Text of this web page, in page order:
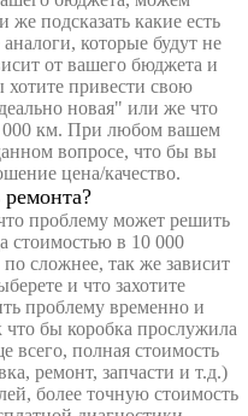
подсказать какие есть
которые будут не
от вашего бюджета и
хотите привести свою
новая" или же что
000 км. При любом вашем
вопросе, что бы вы
цена/качество.
ремонта?
проблему может решить
стоимостью в 10 000
сложнее, так же зависит
и что захотите
проблему временно и
что бы коробка прослужила
полная стоимость
ремонт, запчасти и т.д.)
более точную стоимость